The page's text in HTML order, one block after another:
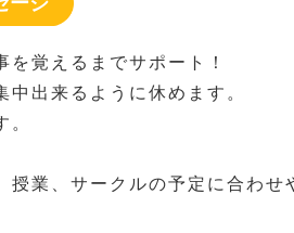
覚えるまでサポート！
出来るように休めます。
。
授業、サークルの予定に合わせ